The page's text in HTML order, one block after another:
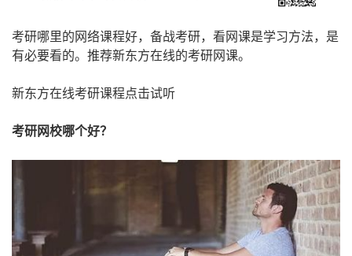
考研哪里的网络课程好，备战考研，看网课是学习方法，是
有必要看的。推荐新东方在线的考研网课。
新东方在线考研课程点击试听
考研网校哪个好？